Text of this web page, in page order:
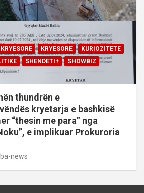
KRYESORE KRYESORE
KURIOZITETE
SHENDETI+
SHOWBIZ
thundrën e
kryetarja e bashkisë
“thesin me para” nga
e implikuar Prokuroria
news